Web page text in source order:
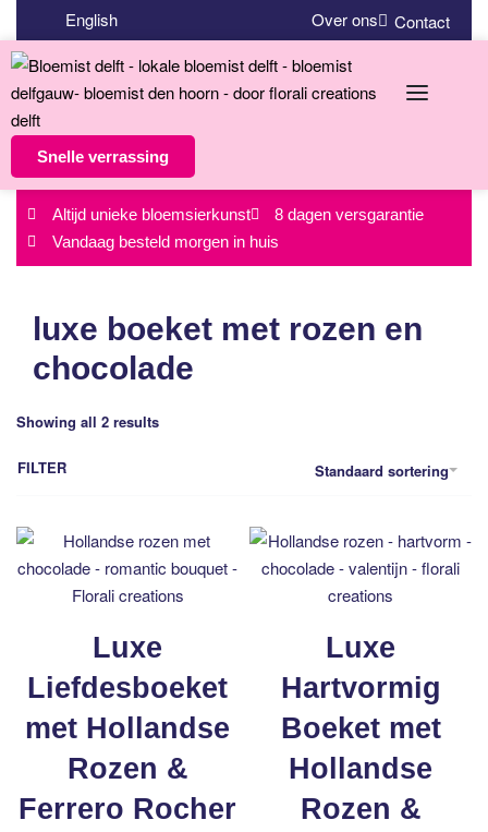
English Over ons Contact
Snelle verrassing
Altijd unieke bloemsierkunst
8 dagen versgarantie
Vandaag besteld morgen in huis
luxe boeket met rozen en
chocolade
Showing all 2 results
Standaard sortering
FILTER
Luxe
Liefdesboeket
met Hollandse
Rozen &
Ferrero Rocher
Luxe
Hartvormig
Boeket met
Hollandse
Rozen &